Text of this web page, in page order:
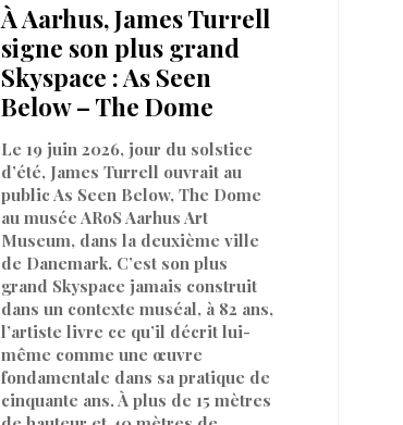
À Aarhus, James Turrell
signe son plus grand
Skyspace : As Seen
Below – The Dome
Le 19 juin 2026, jour du solstice
d’été, James Turrell ouvrait au
public As Seen Below, The Dome
au musée ARoS Aarhus Art
Museum, dans la deuxième ville
de Danemark. C’est son plus
grand Skyspace jamais construit
dans un contexte muséal, à 82 ans,
l’artiste livre ce qu’il décrit lui-
même comme une œuvre
fondamentale dans sa pratique de
cinquante ans. À plus de 15 mètres